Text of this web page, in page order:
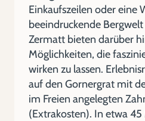
Einkaufszeilen oder eine
beeindruckende
Zermatt bieten darüber
Möglichkeiten, die
wirken zu lassen.
auf den Gornergrat mit
im Freien angelegten
(Extrakosten). In etwa